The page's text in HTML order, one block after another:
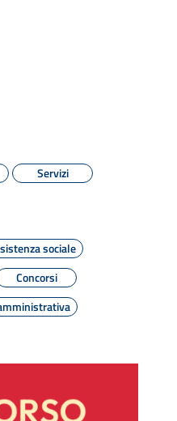
Servizi
sociale
Concorsi